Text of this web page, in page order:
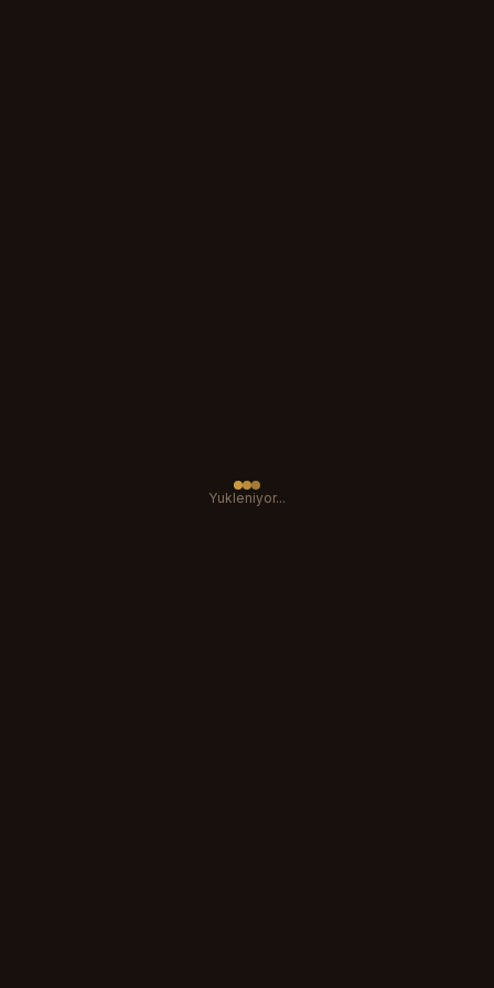
Yukleniyor...